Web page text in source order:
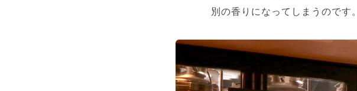
別の香りになってしまうのです。